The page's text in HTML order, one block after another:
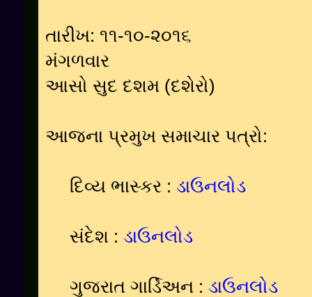
તારીખ: ૧૧-૧૦-૨૦૧૬
મંગળવાર
આસો સુદ દશમ (દશેરો)
આજના પ્રમુખ સમાચાર પત્રો:
દિવ્ય ભાસ્કર : ડાઉનલોડ
સંદેશ : ડાઉનલોડ
ગુજરાત ગાર્ડિઅન : ડાઉનલોડ